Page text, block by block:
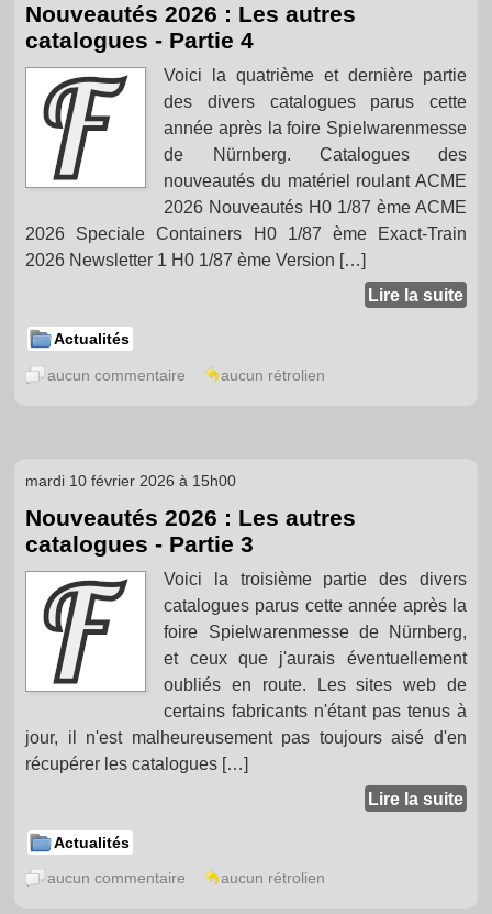
Nouveautés 2026 : Les autres
catalogues - Partie 4
Voici la quatrième et dernière partie
des divers catalogues parus cette
année après la foire Spielwarenmesse
de Nürnberg. Catalogues des
nouveautés du matériel roulant ACME
2026 Nouveautés H0 1/87 ème ACME
2026 Speciale Containers H0 1/87 ème Exact-Train
2026 Newsletter 1 H0 1/87 ème Version […]
Lire la suite
Actualités
aucun commentaire aucun rétrolien
mardi 10 février 2026 à 15h00
Nouveautés 2026 : Les autres
catalogues - Partie 3
Voici la troisième partie des divers
catalogues parus cette année après la
foire Spielwarenmesse de Nürnberg,
et ceux que j'aurais éventuellement
oubliés en route. Les sites web de
certains fabricants n'étant pas tenus à
jour, il n'est malheureusement pas toujours aisé d'en
récupérer les catalogues […]
Lire la suite
Actualités
aucun commentaire aucun rétrolien